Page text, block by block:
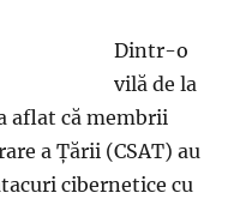
Dintr-o
vilă de la
aflat că membrii
a Țării (CSAT) au
cibernetice cu